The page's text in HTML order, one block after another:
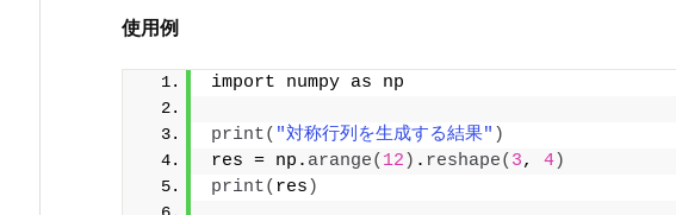
使用例
import numpy as np
print( "対称行列を生成する結果" )
res = np. arange( 12 ) . reshape( 3, 4)
print( res )